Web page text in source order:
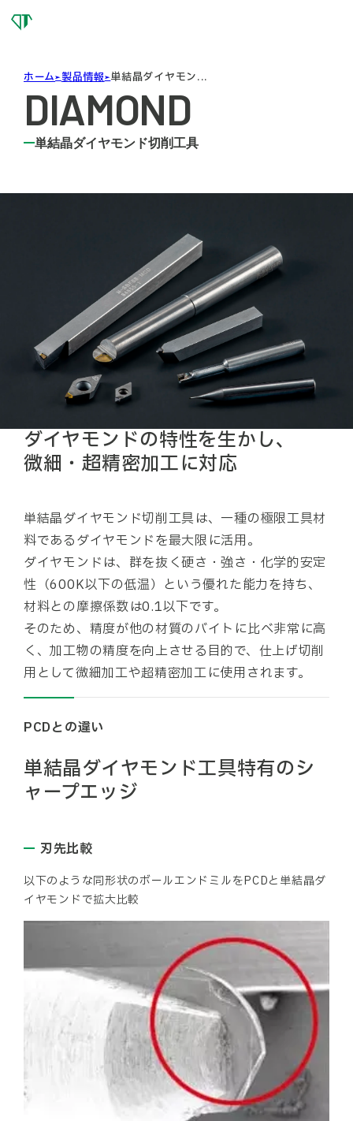
ホーム 製品情報 単結晶ダイヤモン...
DIAMOND
単結晶ダイヤモンド切削工具
ダイヤモンドの特性を生かし、
微細・超精密加工に対応
単結晶ダイヤモンド切削工具は、一種の極限工具材
料であるダイヤモンドを最大限に活用。
ダイヤモンドは、群を抜く硬さ・強さ・化学的安定
性（600K以下の低温）という優れた能力を持ち、
材料との摩擦係数は0.1以下です。
そのため、精度が他の材質のバイトに比べ非常に高
く、加工物の精度を向上させる目的で、仕上げ切削
用として微細加工や超精密加工に使用されます。
PCDとの違い
単結晶ダイヤモンド工具特有のシ
ャープエッジ
刃先比較
以下のような同形状のボールエンドミルをPCDと単結晶ダ
イヤモンドで拡大比較